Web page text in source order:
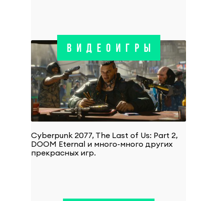
ВИДЕОИГРЫ
Cyberpunk 2077, The Last of Us: Part 2,
DOOM Eternal и много-много других
прекрасных игр.